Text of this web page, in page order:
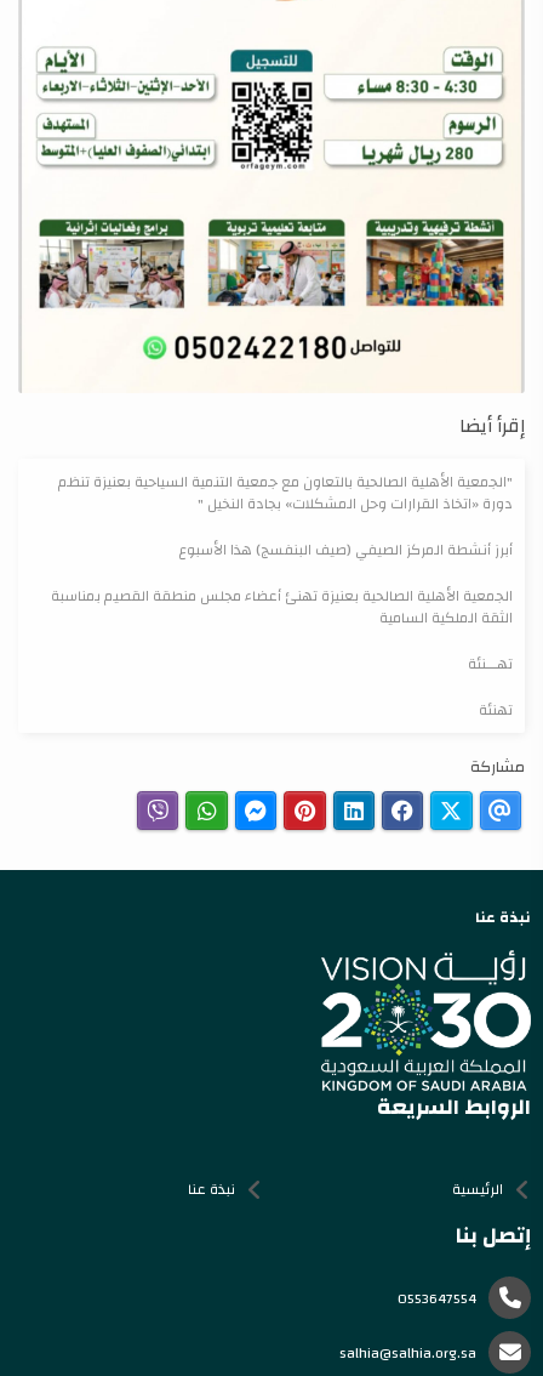
إقرأ أيضا
"الجمعية الأهلية الصالحية بالتعاون مع جمعية التنمية السياحية بعنيزة تنظم
دورة «اتخاذ القرارات وحل المشكلات» بجادة النخيل "
أبرز أنشطة المركز الصيفي (صيف البنفسج) هذا الأسبوع
الجمعية الأهلية الصالحية بعنيزة تهنئ أعضاء مجلس منطقة القصيم بمناسبة
الثقة الملكية السامية
تهـــنئة
تهنئة
مشاركة
نبذة عنا
الروابط السريعة
الرئيسية نبذة عنا
إتصل بنا
0553647554
salhia@salhia.org.sa